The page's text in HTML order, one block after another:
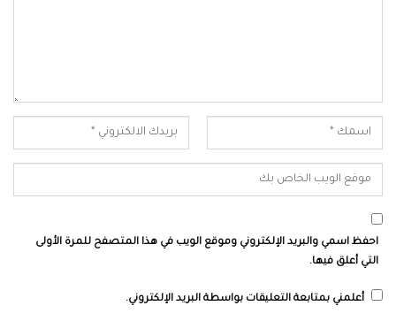
احفظ اسمي والبريد الإلكتروني وموقع الويب في هذا المتصفح للمرة الأولى
التي أعلق فيها.
أعلمني بمتابعة التعليقات بواسطة البريد الإلكتروني.